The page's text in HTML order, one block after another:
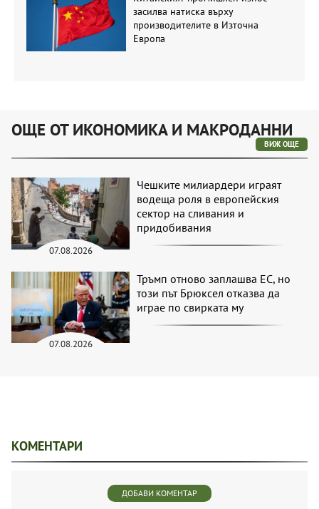
засилва натиска върху
производителите в Източна
Европа
ОЩЕ ОТ ИКОНОМИКА И МАКРОДАННИ
ВИЖ ОЩЕ
07.08.2026
Чешките милиардери играят
водеща роля в европейския
сектор на сливания и
придобивания
07.08.2026
Тръмп отново заплашва ЕС, но
този път Брюксел отказва да
играе по свирката му
КОМЕНТАРИ
ДОБАВИ КОМЕНТАР